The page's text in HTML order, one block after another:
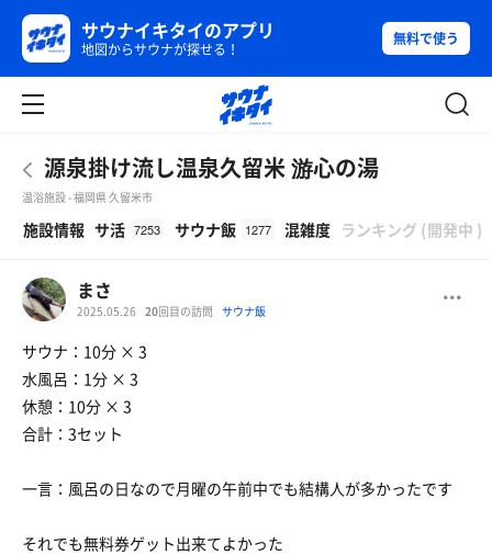
サウナイキタイのアプリ
地図からサウナが探せる！
無料で使う
源泉掛け流し温泉久留米 游心の湯
温浴施設 - 福岡県 久留米市
施設情報 サ活 7253 サウナ飯 1277 混雑度 ランキング (開発中 )
まさ
2025.05.26 20回目の訪問 サウナ飯
サウナ：10分 × 3
水風呂：1分 × 3
休憩：10分 × 3
合計：3セット
一言：風呂の日なので月曜の午前中でも結構人が多かったです
それでも無料券ゲット出来てよかった